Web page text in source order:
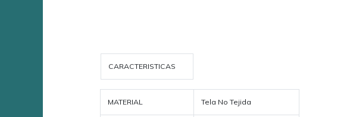
CARACTERISTICAS
MATERIAL Tela No Tejida